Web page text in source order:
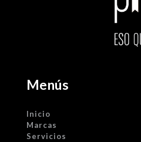
Menús
Inicio
Marcas
Servicios